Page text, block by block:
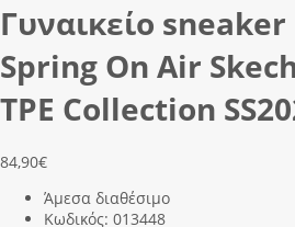
Γυναικείο
Spring On Air
TPE Collection
84,90€
Άμεσα διαθέσιμο
Κωδικός: 013448